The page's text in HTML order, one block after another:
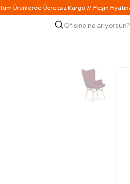
Ofisine ne arıyorsun?